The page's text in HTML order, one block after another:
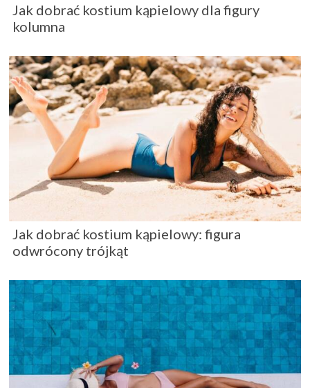
Jak dobrać kostium kąpielowy dla figury
kolumna
Jak dobrać kostium kąpielowy: figura
odwrócony trójkąt